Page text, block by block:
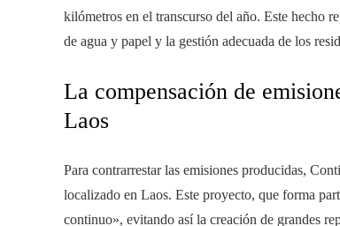
kilómetros en el transcurso del año. Este hecho
de agua y papel y la gestión adecuada de los
La compensación de
Laos
Para contrarrestar las emisiones producidas,
localizado en Laos. Este proyecto, que forma
continuo», evitando así la creación de grandes